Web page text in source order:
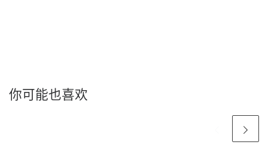
你可能也喜欢